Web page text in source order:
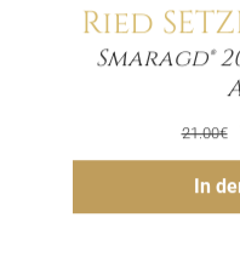
Ried
Smaragd®
21.00€
In